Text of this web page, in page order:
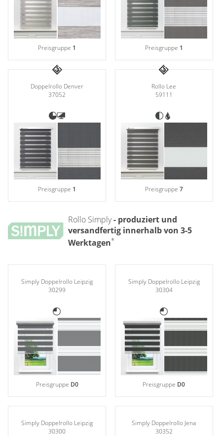
Gardinenstange
Stoffe
Panneaux
Preisgruppe 1 Preisgruppe 1
Doppelrollo Denver
37052
Preisgruppe 1
Rollo Lee
59111
Preisgruppe 7
Rollo Simply- produziert und
versandfertig innerhalb von 3-5
Werktagen*
Simply Doppelrollo Leipzig
30299
Preisgruppe D0
Simply Doppelrollo Leipzig
30304
Preisgruppe D0
Simply Doppelrollo Leipzig
30300
Simply Doppelrollo Jena
30352